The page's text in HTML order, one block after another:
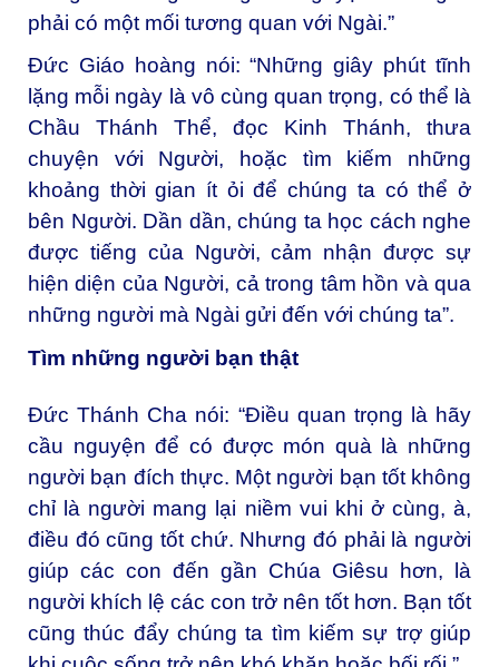
phải có một mối tương quan với Ngài.”
Đức Giáo hoàng nói: “Những giây phút tĩnh
lặng mỗi ngày là vô cùng quan trọng, có thể là
Chầu Thánh Thể, đọc Kinh Thánh, thưa
chuyện với Người, hoặc tìm kiếm những
khoảng thời gian ít ỏi để chúng ta có thể ở
bên Người. Dần dần, chúng ta học cách nghe
được tiếng của Người, cảm nhận được sự
hiện diện của Người, cả trong tâm hồn và qua
những người mà Ngài gửi đến với chúng ta”.
Tìm những người bạn thật
Đức Thánh Cha nói: “Điều quan trọng là hãy
cầu nguyện để có được món quà là những
người bạn đích thực. Một người bạn tốt không
chỉ là người mang lại niềm vui khi ở cùng, à,
điều đó cũng tốt chứ. Nhưng đó phải là người
giúp các con đến gần Chúa Giêsu hơn, là
người khích lệ các con trở nên tốt hơn. Bạn tốt
cũng thúc đẩy chúng ta tìm kiếm sự trợ giúp